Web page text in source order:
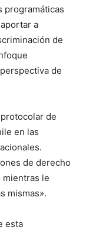
programáticas
a
de
de
de
en las
de derecho
le
mismas».
esta